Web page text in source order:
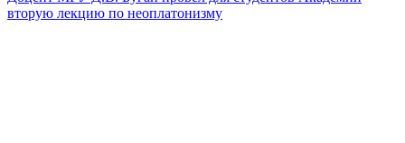
вторую лекцию по неоплатонизму